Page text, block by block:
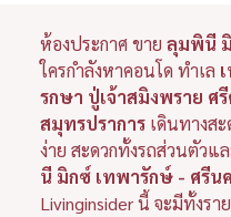
ห้องประกาศ ขาย ลุมพินี
ใครกำลังหาคอนโด ทำเล
รกษา ปู่เจ้าสมิงพราย ศ
สมุทรปราการ เดินทางส
ง่าย สะดวกทั้งรถส่วนตัวแ
นี มิกซ์ เทพารักษ์ - ศรีน
Livinginsider นี้ จะมีทั้งร